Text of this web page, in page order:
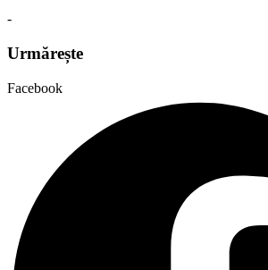
-
Urmărește
Facebook